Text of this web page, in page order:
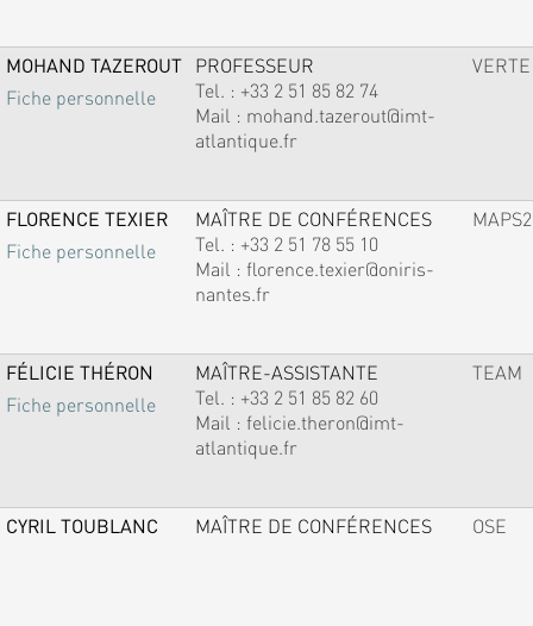
MOHAND TAZEROUT
Fiche personnelle
PROFESSEUR
Tel. : +33 2 51 85 82 74
Mail : mohand.tazerout@imt-
atlantique.fr
VERTE
FLORENCE TEXIER
Fiche personnelle
MAÎTRE DE CONFÉRENCES
Tel. : +33 2 51 78 55 10
Mail : florence.texier@oniris-
nantes.fr
MAPS2
FÉLICIE THÉRON
Fiche personnelle
MAÎTRE-ASSISTANTE
Tel. : +33 2 51 85 82 60
Mail : felicie.theron@imt-
atlantique.fr
TEAM
CYRIL TOUBLANC MAÎTRE DE CONFÉRENCES OSE